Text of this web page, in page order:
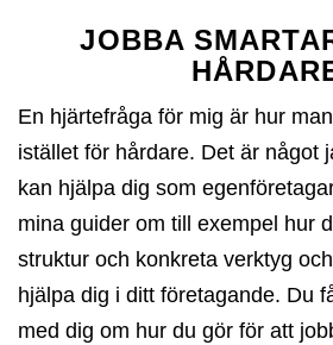
JOBBA
En hjärtefråga för mig är hur
istället för hårdare. Det är något
kan hjälpa dig som
mina guider om till exempel hur
struktur och konkreta verktyg
hjälpa dig i ditt företagande. Du
med dig om hur du gör för att